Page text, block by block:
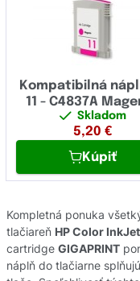
Kompatibilná
11 - C4837A
Skladom
5,20 €
Kúpiť
Kompletná ponuka
tlačiareň HP Color
cartridge GIGAPRINT
náplň do tlačiarne